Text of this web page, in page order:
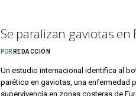
Se paralizan gaviotas
POR REDACCIÓN
Un estudio internacional identifica al
parético en gaviotas, una enfermedad
supervivencia en zonas costeras de